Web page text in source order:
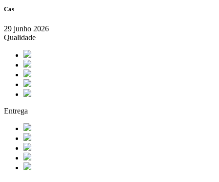
Cas
29 junho 2026
Qualidade
Entrega